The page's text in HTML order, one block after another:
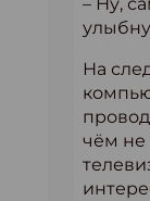
– Ну,
На
чём не